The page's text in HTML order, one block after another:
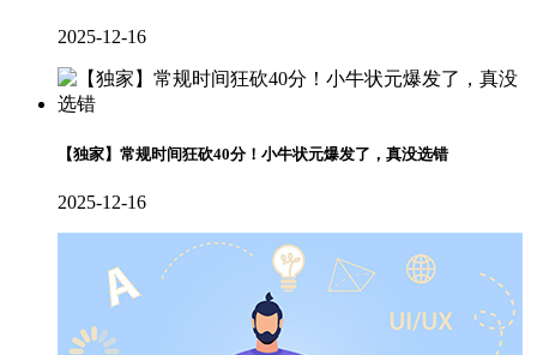
2025-12-16
【独家】常规时间狂砍40分！小牛状元爆发了，真没选错
2025-12-16